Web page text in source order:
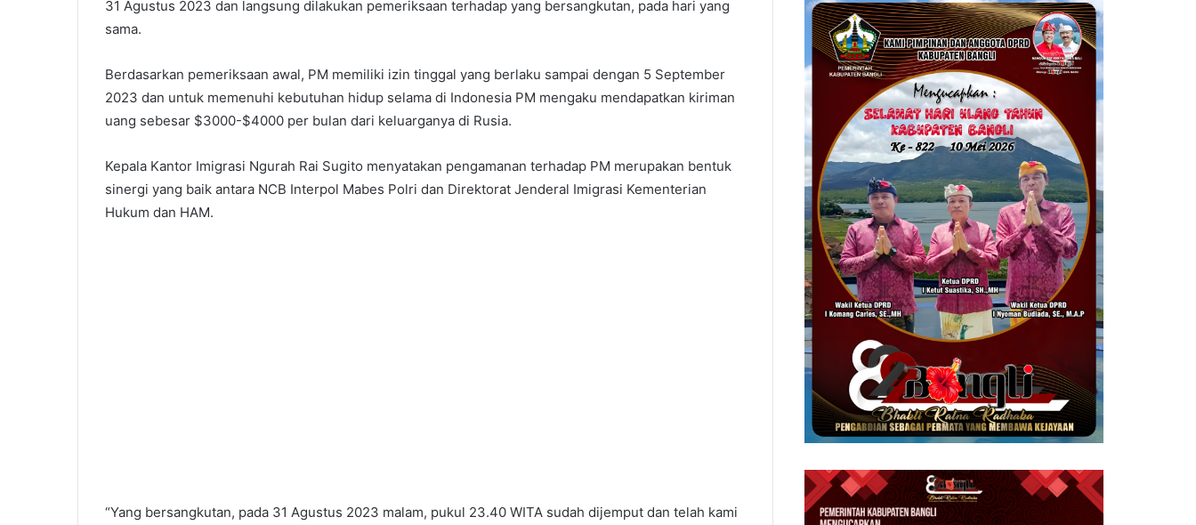
31 Agustus 2023 dan langsung dilakukan pemeriksaan terhadap yang bersangkutan, pada hari yang
sama.
Berdasarkan pemeriksaan awal, PM memiliki izin tinggal yang berlaku sampai dengan 5 September
2023 dan untuk memenuhi kebutuhan hidup selama di Indonesia PM mengaku mendapatkan kiriman
uang sebesar $3000-$4000 per bulan dari keluarganya di Rusia.
Kepala Kantor Imigrasi Ngurah Rai Sugito menyatakan pengamanan terhadap PM merupakan bentuk
sinergi yang baik antara NCB Interpol Mabes Polri dan Direktorat Jenderal Imigrasi Kementerian
Hukum dan HAM.
“Yang bersangkutan, pada 31 Agustus 2023 malam, pukul 23.40 WITA sudah dijemput dan telah kami